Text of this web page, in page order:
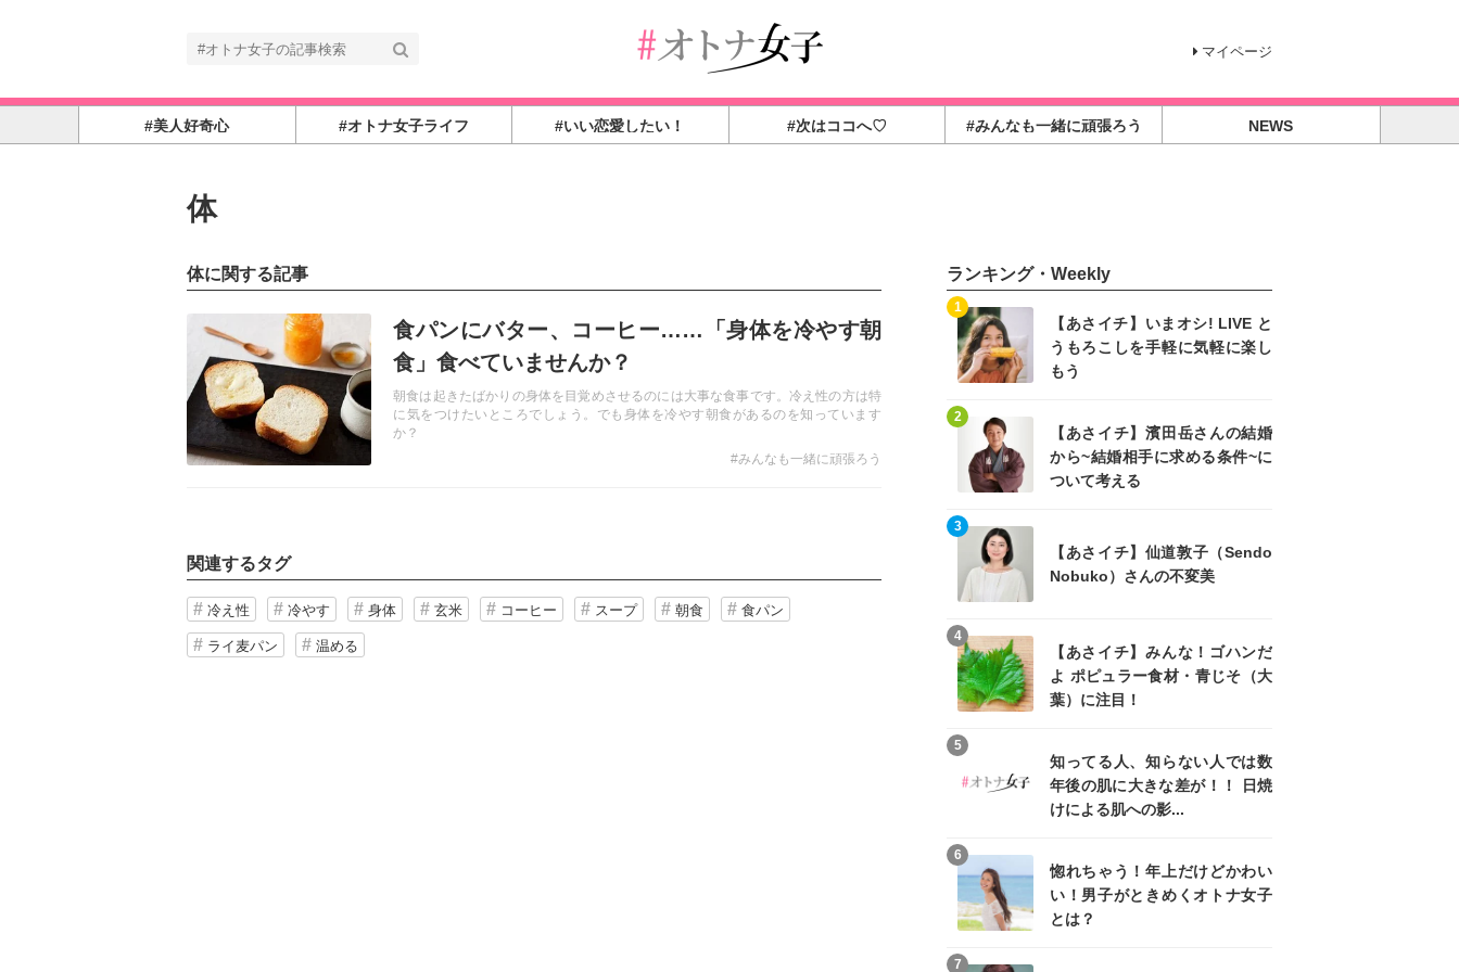
マイページ
#美人好奇心 #オトナ女子ライフ #いい恋愛したい！ #次はココへ♡ #みんなも一緒に頑張ろう NEWS
体
体に関する記事
食パンにバター、コーヒー……「身体を冷やす朝
食」食べていませんか？
朝食は起きたばかりの身体を目覚めさせるのには大事な食事です。冷え性の方は特
に気をつけたいところでしょう。でも身体を冷やす朝食があるのを知っています
か？
#みんなも一緒に頑張ろう
関連するタグ
冷え性 冷やす 身体 玄米 コーヒー スープ 朝食 食パン
ライ麦パン 温める
ランキング・Weekly
【あさイチ】いまオシ! LIVE と
うもろこしを手軽に気軽に楽し
もう
1
【あさイチ】濱田岳さんの結婚
から~結婚相手に求める条件~に
ついて考える
2
【あさイチ】仙道敦子（Sendo
Nobuko）さんの不変美
3
【あさイチ】みんな！ゴハンだ
よ ポピュラー食材・青じそ（大
葉）に注目！
4
知ってる人、知らない人では数
年後の肌に大きな差が！！ 日焼
けによる肌への影...
5
惚れちゃう！年上だけどかわい
い！男子がときめくオトナ女子
とは？
6
7